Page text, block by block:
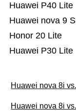
Huawei P30 Lite
Honor 20 Lite
Huawei nova 9
Huawei P40 Lite
Huawei nova 8i
Huawei nova 8i